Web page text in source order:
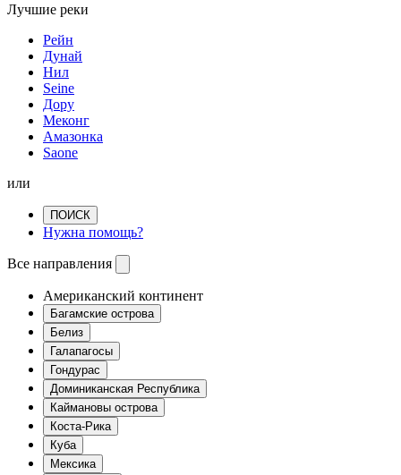
Лучшие реки
Рейн
Дунай
Нил
Seine
Дору
Меконг
Амазонка
Saone
или
ПОИСК
Нужна помощь?
Все направления
Американский континент
Багамские острова
Белиз
Галапагосы
Гондурас
Доминиканская Республика
Каймановы острова
Коста-Рика
Куба
Мексика